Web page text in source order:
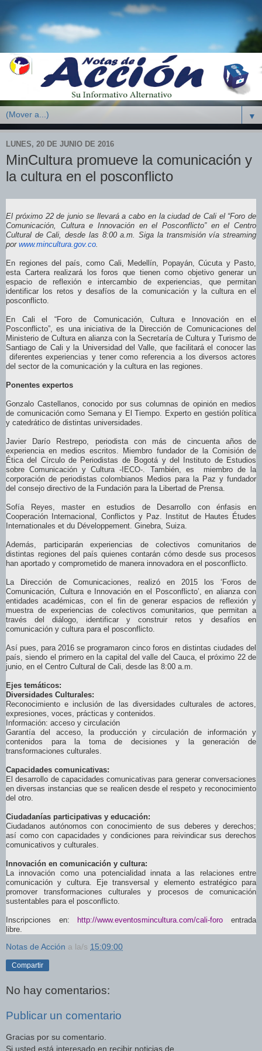
▼
LUNES, 20 DE JUNIO DE 2016
MinCultura promueve la comunicación y
la cultura en el posconflicto
El próximo 22 de junio se llevará a cabo en la ciudad de Cali el “Foro de
Comunicación, Cultura e Innovación en el Posconflicto” en el Centro
Cultural de Cali, desde las 8:00 a.m. Siga la transmisión vía streaming
por www.mincultura.gov.co.
​​En regiones del país, como Cali, Medellín, Popayán, Cúcuta y Pasto,
esta Cartera realizará los foros que tienen como objetivo generar un
espacio de reflexión e intercambio de experiencias, que permitan
identificar los retos y desafíos de la comunicación y la cultura en el
posconflicto.
En Cali el “Foro de Comunicación, Cultura e Innovación en el
Posconflicto”, es una iniciativa de la Dirección de Comunicaciones del
Ministerio de Cultura en alianza con la Secretaría de Cultura y Turismo de
Santiago de Cali y la Universidad del Valle, que facilitará el conocer las
diferentes experiencias y tener como referencia a los diversos actores
del sector de la comunicación y la cultura en las regiones.
Ponentes expertos
Gonzalo Castellanos, conocido por sus columnas de opinión en medios
de comunicación como Semana y El Tiempo. Experto en gestión política
y catedrático de distintas universidades.
Javier Darío Restrepo, periodista con más de cincuenta años de
experiencia en medios escritos. Miembro fundador de la Comisión de
Ética del Círculo de Periodistas de Bogotá y del Instituto de Estudios
sobre Comunicación y Cultura -IECO-. También, es miembro de la
corporación de periodistas colombianos Medios para la Paz y fundador
del consejo directivo de la Fundación para la Libertad de Prensa.
Sofía Reyes, master en estudios de Desarrollo con énfasis en
Cooperación Internacional, Conflictos y Paz. Institut de Hautes Études
Internationales et du Développement. Ginebra, Suiza.
Además, participarán experiencias de colectivos comunitarios de
distintas regiones del país quienes contarán cómo desde sus procesos
han aportado y comprometido de manera innovadora en el posconflicto.
La Dirección de Comunicaciones, realizó en 2015 los ‘Foros de
Comunicación, Cultura e Innovación en el Posconflicto’, en alianza con
entidades académicas, con el fin de generar espacios de reflexión y
muestra de experiencias de colectivos comunitarios, que permitan a
través del diálogo, identificar y construir retos y desafíos en
comunicación y cultura para el posconflicto.
Así pues, para 2016 se programaron cinco foros en distintas ciudades del
país, siendo el primero en la capital del valle del Cauca, el próximo 22 de
junio, en el Centro Cultural de Cali, desde las 8:00 a.m.
Ejes temáticos:
Diversidades Culturales:
Reconocimiento e inclusión de las diversidades culturales de actores,
expresiones, voces, prácticas y contenidos.
Información: acceso y circulación
Garantía del acceso, la producción y circulación de información y
contenidos para la toma de decisiones y la generación de
transformaciones culturales.
Capacidades comunicativas:
El desarrollo de capacidades comunicativas para generar conversaciones
en diversas instancias que se realicen desde el respeto y reconocimiento
del otro.
Ciudadanías participativas y educación:
Ciudadanos autónomos con conocimiento de sus deberes y derechos;
así como con capacidades y condiciones para reivindicar sus derechos
comunicativos y culturales.
Innovación en comunicación y cultura:
La innovación como una potencialidad innata a las relaciones entre
comunicación y cultura. Eje transversal y elemento estratégico para
promover transformaciones culturales y procesos de comunicación
sustentables para el posconflicto.
Inscripciones en: http://www.eventosmincultura.com/cali-foro entrada
libre.
Notas de Acción a la/s 15:09:00
Compartir
No hay comentarios:
Publicar un comentario
Gracias por su comentario.
Si usted está interesado en recibir noticias de